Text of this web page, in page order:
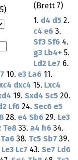
)
(Brett 7)
1. d4 d5 2.
c4 e6 3.
Sf3 Sf6 4.
g3 Lb4+ 5.
Ld2 Le7 6.
10. e3 La6 11.
dxc4 15. Lxc4
19. Sxd4 Sc5 20.
Lf6 24. Sec6 e5
28. e4 Sb6 29. Le3
Te8 33. a4 h6 34.
Ta6 38. Tc5 Sb7 39.
Le3 Lc7 43. Se7 Ld6